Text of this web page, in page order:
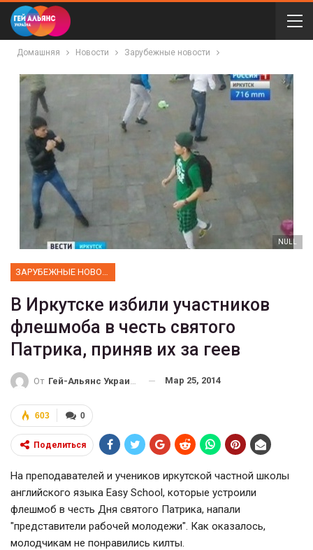
Домашняя Новости Зарубежные новости
NULL
ЗАРУБЕЖНЫЕ НОВОСТИ
В Иркутске избили участников
флешмоба в честь святого
Патрика, приняв их за геев
От Гей-Альянс Украина Мар 25, 2014
0
603
Поделиться
На преподавателей и учеников иркутской частной школы
английского языка Easy School, которые устроили
флешмоб в честь Дня святого Патрика, напали
"представители рабочей молодежи". Как оказалось,
молодчикам не понравились килты.